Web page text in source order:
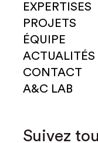
EXPERTISES
PROJETS
ÉQUIPE
ACTUALITÉS
CONTACT
A&C LAB
Suivez